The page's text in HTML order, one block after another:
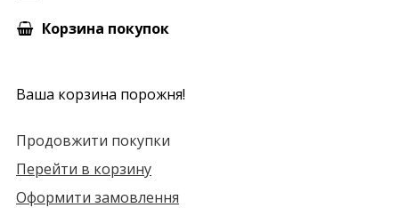
Корзина покупок
Ваша корзина порожня!
Продовжити покупки
Перейти в корзину
Оформити замовлення